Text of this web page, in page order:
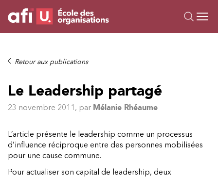
Formations
Sur mesure
À propos
Retour aux publications
Le Leadership partagé
23 novembre 2011 , par Mélanie Rhéaume
L’article présente le leadership comme un processus
d’influence réciproque entre des personnes mobilisées
pour une cause commune.
Pour actualiser son capital de leadership, deux